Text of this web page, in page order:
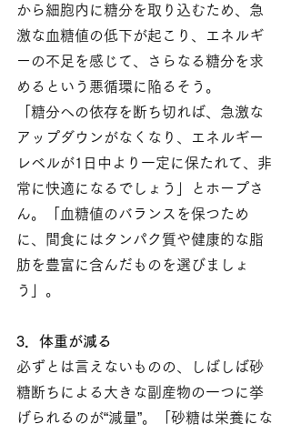
から細胞内に糖分を取り込むため、急
激な血糖値の低下が起こり、エネルギ
ーの不足を感じて、さらなる糖分を求
めるという悪循環に陥るそう。
「糖分への依存を断ち切れば、急激な
アップダウンがなくなり、エネルギー
レベルが1日中より一定に保たれて、非
常に快適になるでしょう」とホープさ
ん。「血糖値のバランスを保つため
に、間食にはタンパク質や健康的な脂
肪を豊富に含んだものを選びましょ
う」。
3．体重が減る
必ずとは言えないものの、しばしば砂
糖断ちによる大きな副産物の一つに挙
げられるのが“減量”。「砂糖は栄養にな